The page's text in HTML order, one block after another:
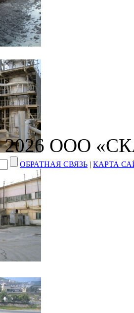
ООО
ОБРАТНАЯ СВЯЗЬ | КАРТА